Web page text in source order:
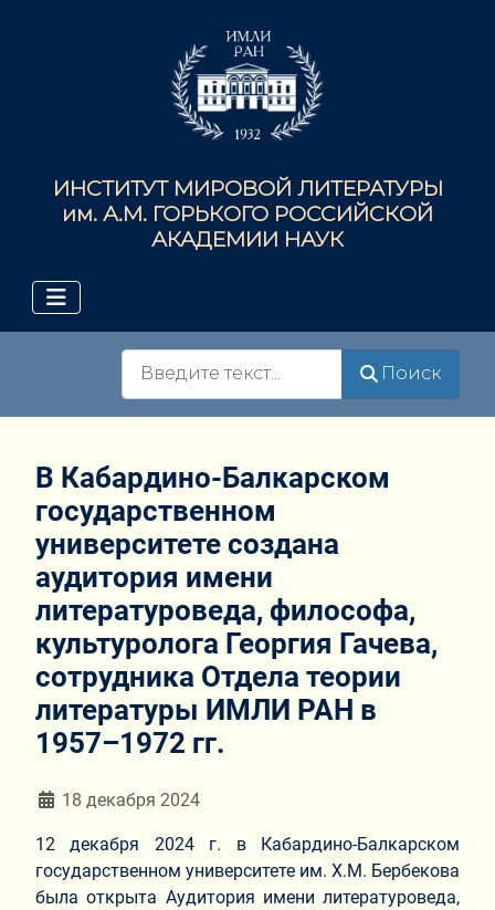
ИНСТИТУТ МИРОВОЙ ЛИТЕРАТУРЫ
им. А.М. ГОРЬКОГО РОССИЙСКОЙ
АКАДЕМИИ НАУК
Поиск
В Кабардино-Балкарском
государственном
университете создана
аудитория имени
литературоведа, философа,
культуролога Георгия Гачева,
сотрудника Отдела теории
литературы ИМЛИ РАН в
1957–1972 гг.
Информация о материале
18 декабря 2024
12 декабря 2024 г. в Кабардино-Балкарском
государственном университете им. Х.М. Бербекова
была открыта Аудитория имени литературоведа,